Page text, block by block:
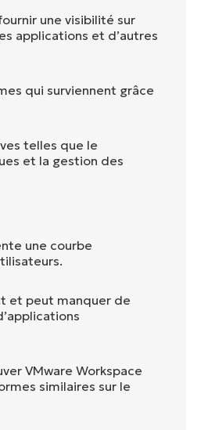
une visibilité sur
applications et d’autres
qui surviennent grâce
telles que le
et la gestion des
une courbe
et peut manquer de
VMware Workspace
similaires sur le